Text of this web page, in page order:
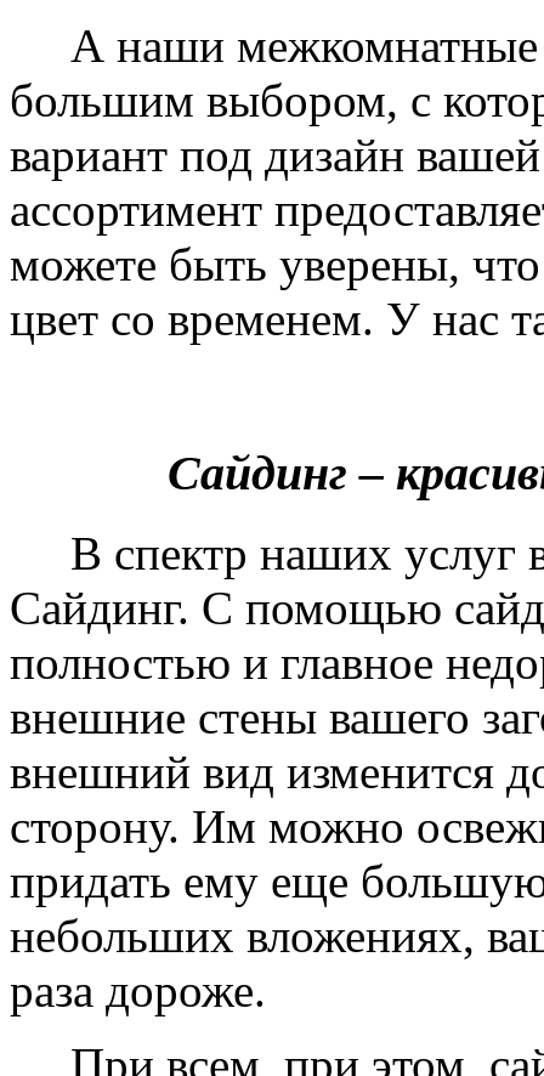
А наши межкомнатные
большим выбором, с
вариант под дизайн
ассортимент
можете быть уверены,
цвет со временем. У нас
Сайдинг –
В спектр наших услуг
Сайдинг. С помощью
полностью и главное
внешние стены вашего
внешний вид изменится
сторону. Им можно
придать ему еще
небольших вложениях,
раза дороже.
При всем, при этом,